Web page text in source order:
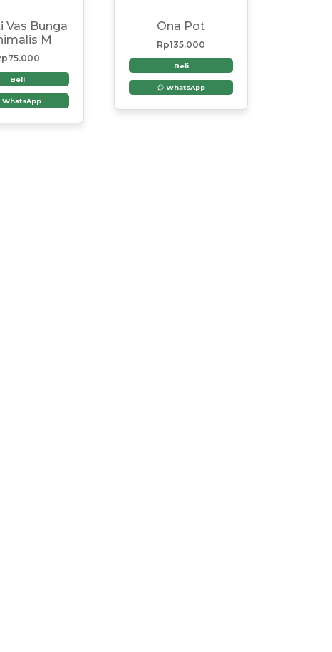
Vas Bunga
M
75.000
Beli
WhatsApp
Ona Pot
Rp135.000
Beli
WhatsApp